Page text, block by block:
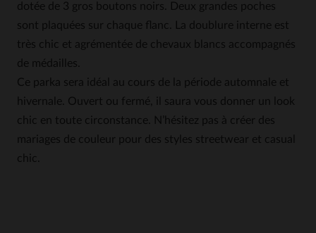
dotée de 3 gros boutons noirs. Deux grandes poches
sont plaquées sur chaque flanc. La doublure interne est
très chic et agrémentée de chevaux blancs accompagnés
de médailles.
Ce parka sera idéal au cours de la période automnale et
hivernale. Ouvert ou fermé, il saura vous donner un look
chic en toute circonstance. N’hésitez pas à créer des
mariages de couleur pour des styles streetwear et casual
chic.